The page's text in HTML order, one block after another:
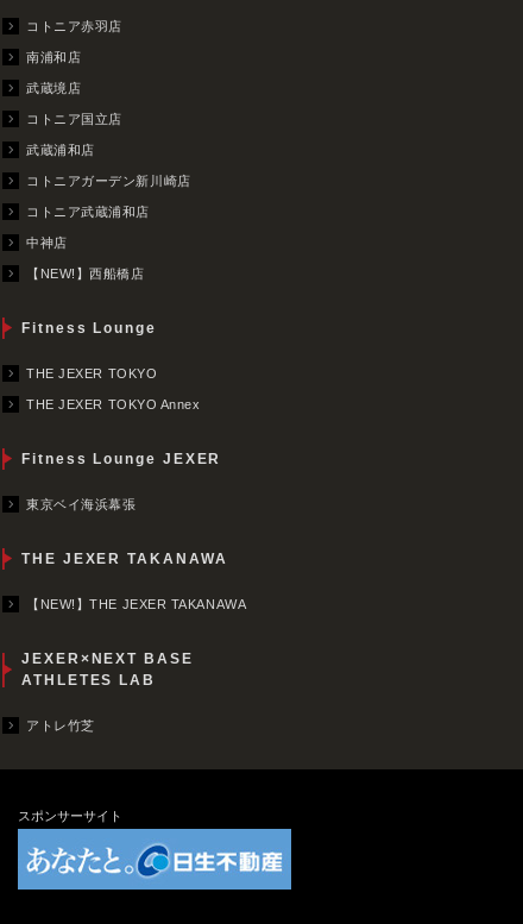
コトニア赤羽店
南浦和店
武蔵境店
コトニア国立店
武蔵浦和店
コトニアガーデン新川崎店
コトニア武蔵浦和店
中神店
【NEW!】西船橋店
Fitness Lounge
THE JEXER TOKYO
THE JEXER TOKYO Annex
Fitness Lounge JEXER
東京ベイ海浜幕張
THE JEXER TAKANAWA
【NEW!】THE JEXER TAKANAWA
JEXER×NEXT BASE
ATHLETES LAB
アトレ竹芝
スポンサーサイト